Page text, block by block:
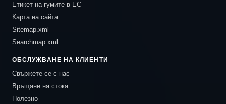
Етикет на гумите в ЕС
Карта на сайта
Sitemap.xml
Searchmap.xml
ОБСЛУЖВАНЕ НА КЛИЕНТИ
Свържете се с нас
Връщане на стока
Полезно